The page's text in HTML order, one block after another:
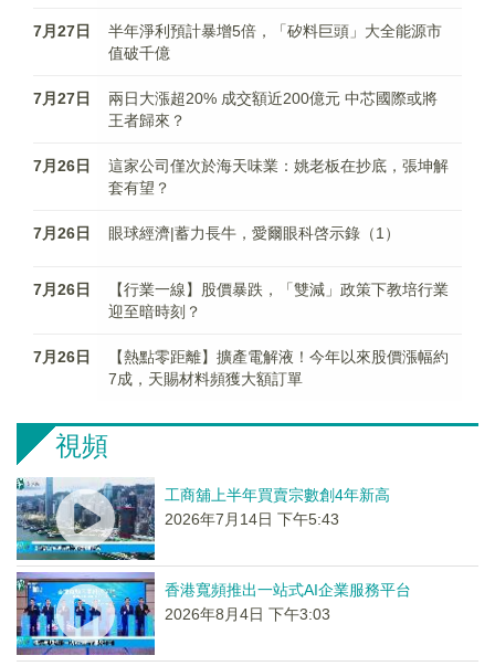
7月27日
半年淨利預計暴增5倍，「矽料巨頭」大全能源市
值破千億
7月27日
兩日大漲超20% 成交額近200億元 中芯國際或將
王者歸來？
7月26日
這家公司僅次於海天味業：姚老板在抄底，張坤解
套有望？
7月26日 眼球經濟|蓄力長牛，愛爾眼科啓示錄（1）
7月26日
【行業一線】股價暴跌，「雙減」政策下教培行業
迎至暗時刻？
7月26日
【熱點零距離】擴產電解液！今年以來股價漲幅約
7成，天賜材料頻獲大額訂單
視頻
工商舖上半年買賣宗數創4年新高
2026年7月14日 下午5:43
香港寬頻推出一站式AI企業服務平台
2026年8月4日 下午3:03